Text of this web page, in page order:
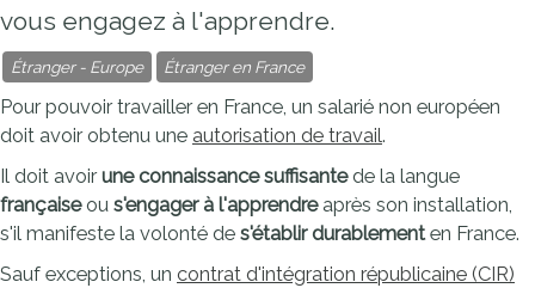
vous engagez à l'apprendre.
Étranger - Europe Étranger en France
Pour pouvoir travailler en France, un salarié non européen
doit avoir obtenu une autorisation de travail.
Il doit avoirune connaissance suffisantede la langue
françaiseou s'engager à l'apprendreaprès son installation,
s'il manifeste la volonté de s'établir durablementen France.
Sauf exceptions, un contrat d'intégration républicaine (CIR)